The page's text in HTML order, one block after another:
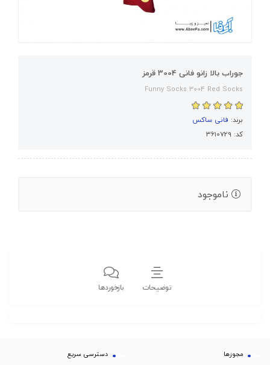
جوراب بالا زانو فانی 3004 قرمز
Funny Socks 3004 Red Socks
برند: فانی ساکس
کد: 3610729
ناموجود
توضیحات بازخوردها
مجوزها دسترسی سریع